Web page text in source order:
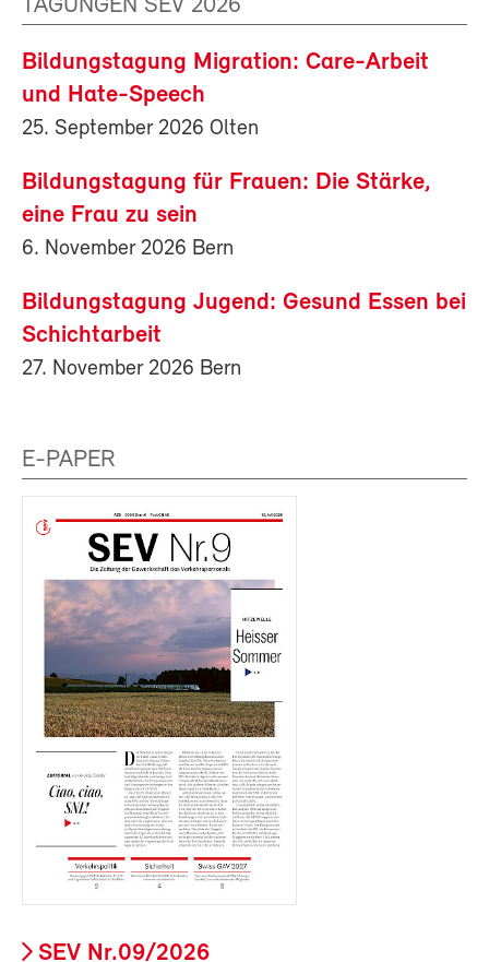
TAGUNGEN SEV 2026
Bildungstagung Migration: Care-Arbeit
und Hate-Speech
25. September 2026 Olten
Bildungstagung für Frauen: Die Stärke,
eine Frau zu sein
6. November 2026 Bern
Bildungstagung Jugend: Gesund Essen bei
Schichtarbeit
27. November 2026 Bern
E-PAPER
SEV Nr.09/2026